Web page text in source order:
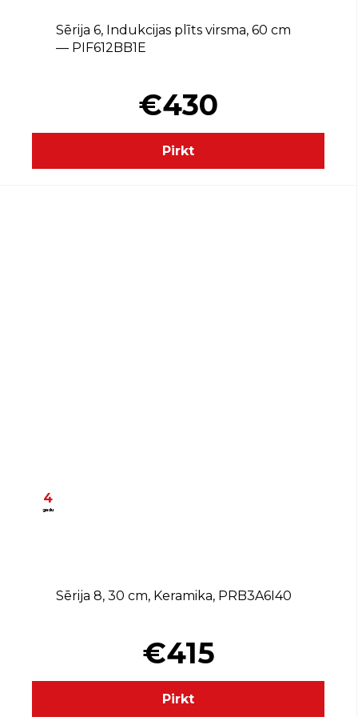
Sērija 6, Indukcijas plīts virsma, 60 cm
— PIF612BB1E
€430
Pirkt
4
gadu
Sērija 8, 30 cm, Keramika, PRB3A6I40
€415
Pirkt